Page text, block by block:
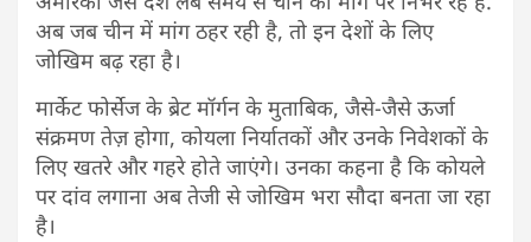
अब जब चीन में मांग ठहर रही है, तो इन देशों के लिए
जोखिम बढ़ रहा है।
मार्केट फोर्सेज के ब्रेट मॉर्गन के मुताबिक, जैसे-जैसे ऊर्जा
संक्रमण तेज़ होगा, कोयला निर्यातकों और उनके निवेशकों के
लिए खतरे और गहरे होते जाएंगे। उनका कहना है कि कोयले
पर दांव लगाना अब तेजी से जोखिम भरा सौदा बनता जा रहा
है।